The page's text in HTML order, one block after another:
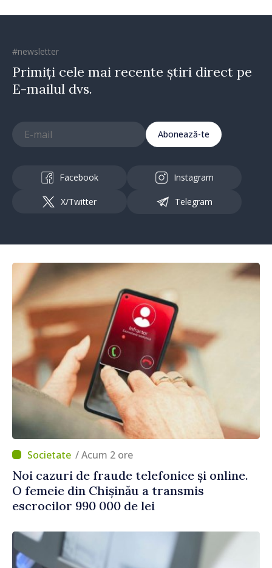
#newsletter
Primiți cele mai recente știri direct pe
E-mailul dvs.
Abonează-te
Facebook Instagram
X/Twitter Telegram
/ Acum 2 ore
Noi cazuri de fraude telefonice și online.
O femeie din Chișinău a transmis
escrocilor 990 000 de lei